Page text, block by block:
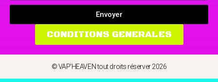
Envoyer
CONDITIONS GENERALES
© VAP'HEAVEN tout droits réserver 2026